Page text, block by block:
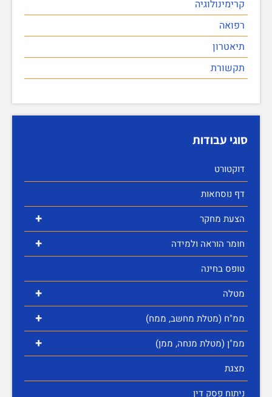
קרימינולוגיה
רפואה
תיאטרון
תקשורת
סוגי עבודות
דוקטורט
דף נוסחאות
+ הצעת מחקר
+
חומר הוראה ולמידה
טופס בחינה
+ מטלה
+ ממ"ח (מטלת מחשב, ממח)
+
ממ"ן (מטלת מנחה, ממן)
מצגת
ניתוח פסק דין